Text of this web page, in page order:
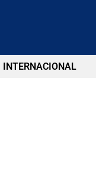
INTERNACIONAL